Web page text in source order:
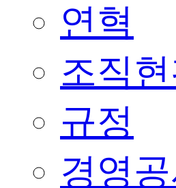
연혁
조직
규정
경영공